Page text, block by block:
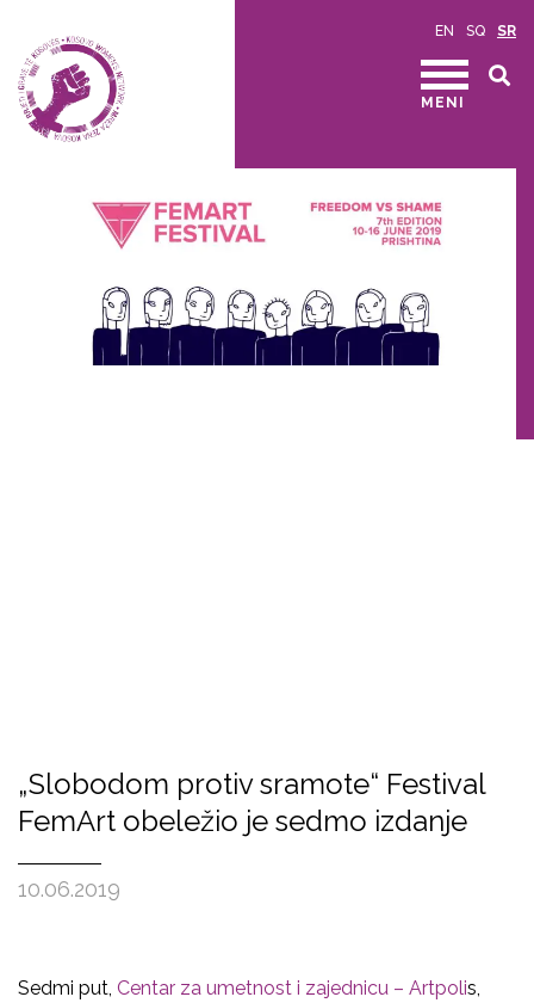
EN SQ SR
MENI
„Slobodom protiv sramote“ Festival
FemArt obeležio je sedmo izdanje
10.06.2019
Sedmi put, Centar za umetnost i zajednicu – Artpolis,